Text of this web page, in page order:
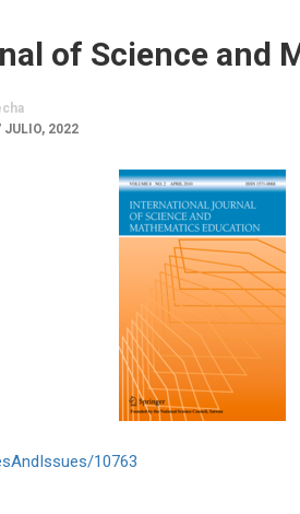
of Science and
JULIO, 2022
10763